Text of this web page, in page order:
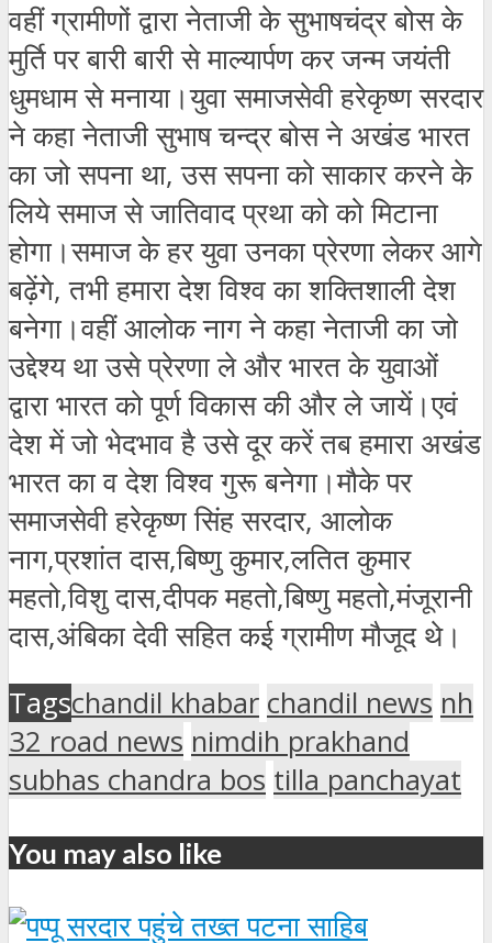
वहीं ग्रामीणों द्वारा नेताजी के सुभाषचंद्र बोस के
मुर्ति पर बारी बारी से माल्यार्पण कर जन्म जयंती
धुमधाम से मनाया।युवा समाजसेवी हरेकृष्ण सरदार
ने कहा नेताजी सुभाष चन्द्र बोस ने अखंड भारत
का जो सपना था, उस सपना को साकार करने के
लिये समाज से जातिवाद प्रथा को को मिटाना
होगा।समाज के हर युवा उनका प्रेरणा लेकर आगे
बढ़ेंगे, तभी हमारा देश विश्व का शक्तिशाली देश
बनेगा।वहीं आलोक नाग ने कहा नेताजी का जो
उद्देश्य था उसे प्रेरणा ले और भारत के युवाओं
द्वारा भारत को पूर्ण विकास की और ले जायें।एवं
देश में जो भेदभाव है उसे दूर करें तब हमारा अखंड
भारत का व देश विश्व गुरू बनेगा।मौके पर
समाजसेवी हरेकृष्ण सिंह सरदार, आलोक
नाग,प्रशांत दास,बिष्णु कुमार,लतित कुमार
महतो,विशु दास,दीपक महतो,बिष्णु महतो,मंजूरानी
दास,अंबिका देवी सहित कई ग्रामीण मौजूद थे।
Tagschandil khabar chandil news nh
32 road news nimdih prakhand
subhas chandra bos tilla panchayat
You may also like